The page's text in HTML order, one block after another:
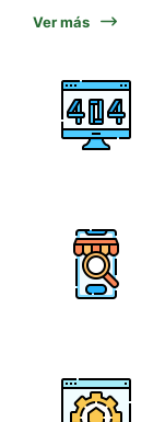
Ver más